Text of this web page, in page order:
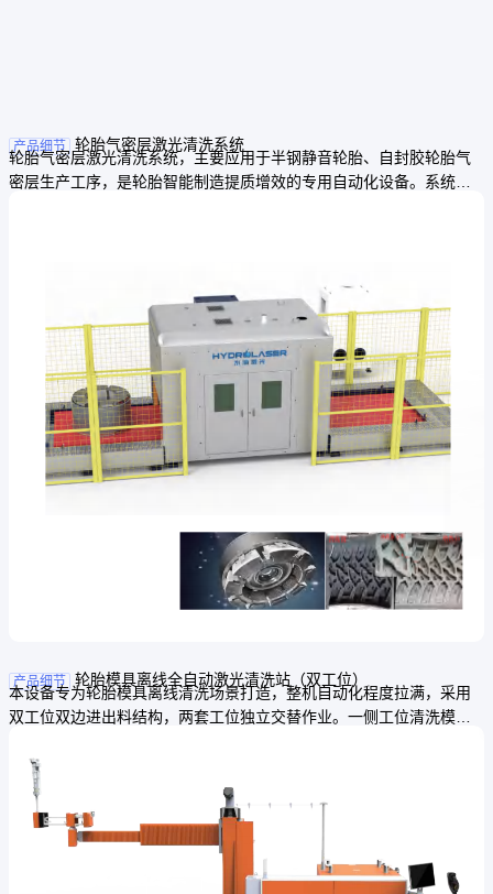
产品细节 轮胎气密层激光清洗系统
轮胎气密层激光清洗系统，主要应用于半钢静音轮胎、自封胶轮胎气
密层生产工序，是轮胎智能制造提质增效的专用自动化设备。系统支
产品细节 轮胎模具离线全自动激光清洗站（双工位）
本设备专为轮胎模具离线清洗场景打造，整机自动化程度拉满，采用
双工位双边进出料结构，两套工位独立交替作业。一侧工位清洗模具
模装配阶段设备空置浪费产能的问题，大幅压缩模具周转延误时长，